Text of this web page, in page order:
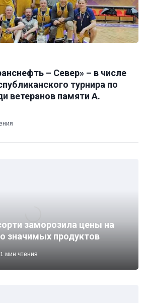
– Север» – в числе
турнира по
ветеранов памяти А.
заморозила цены на
значимых продуктов
1 мин чтения